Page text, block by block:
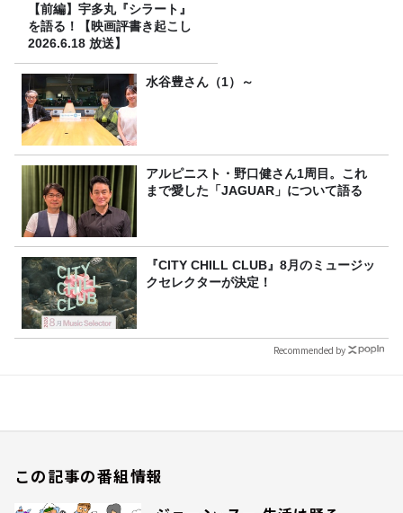
【前編】宇多丸『シラート』
を語る！【映画評書き起こし
2026.6.18 放送】
水谷豊さん（1）～
アルピニスト・野口健さん1周目。これ
まで愛した「JAGUAR」について語る
『CITY CHILL CLUB』8月のミュージッ
クセレクターが決定！
Recommended by
この記事の番組情報